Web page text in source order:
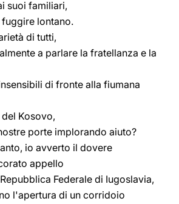
suoi familiari,
lontano.
di tutti,
a parlare la fratellanza e la
di fronte alla fiumana
Kosovo,
porte implorando aiuto?
io avverto il dovere
appello
Federale di Iugoslavia,
l'apertura di un corridoio